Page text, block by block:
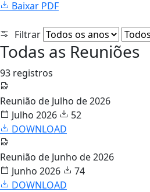
Baixar PDF
Filtrar
Todas as Reuniões
93 registros
Reunião de Julho de 2026
Julho 2026
52
DOWNLOAD
Reunião de Junho de 2026
Junho 2026
74
DOWNLOAD